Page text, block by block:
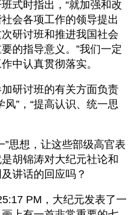
式时指出，“就加强和改
会各项工作的领导提出
研讨班和推进我国社会
的指导意义。”我们一定
中认真贯彻落实。
研讨班的有关方面负责
风”，“提高认识、统一思
”思想，让这些部级高官表
胡锦涛对大纪元社论和
讲话的回应吗？
PM，大纪元发表了一